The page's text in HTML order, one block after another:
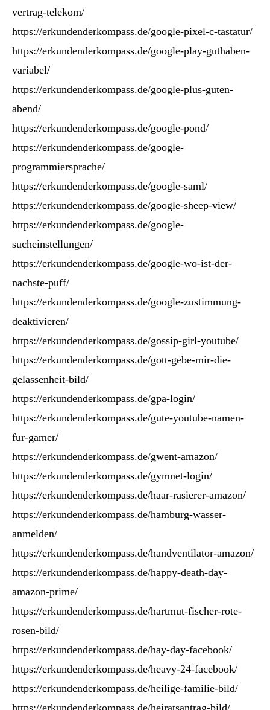
vertrag-telekom/
https://erkundenderkompass.de/google-pixel-c-tastatur/
https://erkundenderkompass.de/google-play-guthaben-
variabel/
https://erkundenderkompass.de/google-plus-guten-
abend/
https://erkundenderkompass.de/google-pond/
https://erkundenderkompass.de/google-
programmiersprache/
https://erkundenderkompass.de/google-saml/
https://erkundenderkompass.de/google-sheep-view/
https://erkundenderkompass.de/google-
sucheinstellungen/
https://erkundenderkompass.de/google-wo-ist-der-
nachste-puff/
https://erkundenderkompass.de/google-zustimmung-
deaktivieren/
https://erkundenderkompass.de/gossip-girl-youtube/
https://erkundenderkompass.de/gott-gebe-mir-die-
gelassenheit-bild/
https://erkundenderkompass.de/gpa-login/
https://erkundenderkompass.de/gute-youtube-namen-
fur-gamer/
https://erkundenderkompass.de/gwent-amazon/
https://erkundenderkompass.de/gymnet-login/
https://erkundenderkompass.de/haar-rasierer-amazon/
https://erkundenderkompass.de/hamburg-wasser-
anmelden/
https://erkundenderkompass.de/handventilator-amazon/
https://erkundenderkompass.de/happy-death-day-
amazon-prime/
https://erkundenderkompass.de/hartmut-fischer-rote-
rosen-bild/
https://erkundenderkompass.de/hay-day-facebook/
https://erkundenderkompass.de/heavy-24-facebook/
https://erkundenderkompass.de/heilige-familie-bild/